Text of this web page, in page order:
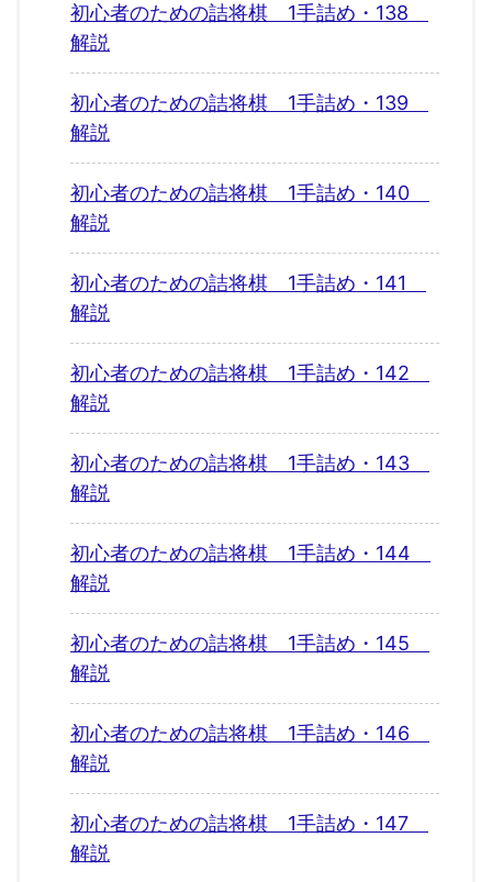
初心者のための詰将棋 1手詰め・138
解説
初心者のための詰将棋 1手詰め・139
解説
初心者のための詰将棋 1手詰め・140
解説
初心者のための詰将棋 1手詰め・141
解説
初心者のための詰将棋 1手詰め・142
解説
初心者のための詰将棋 1手詰め・143
解説
初心者のための詰将棋 1手詰め・144
解説
初心者のための詰将棋 1手詰め・145
解説
初心者のための詰将棋 1手詰め・146
解説
初心者のための詰将棋 1手詰め・147
解説